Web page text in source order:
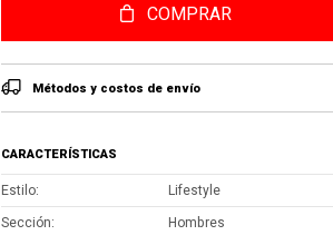
COMPRAR
Métodos y costos de envío
CARACTERÍSTICAS
Estilo
Lifestyle
Sección
Hombres